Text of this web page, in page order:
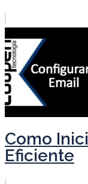
Como
Eficiente